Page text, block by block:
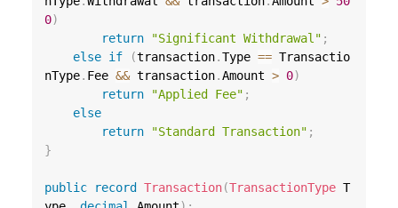
0)
return
"Significant Withdrawal" ;
else if (transaction.Type == Transactio
nType. Fee && transaction.Amount > 0)
return
"Applied Fee" ;
else
return
"Standard Transaction" ;
}
public record Transaction(TransactionType T